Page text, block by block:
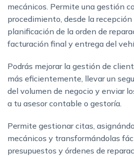
mecánicos. Permite una gestión
procedimiento, desde la
planificación de la orden de
facturación final y entrega del
Podrás mejorar la gestión de
más eficientemente, llevar un
del volumen de negocio y enviar
a tu asesor contable o gestoría.
Permite gestionar citas,
mecánicos y transformándolas
presupuestos y órdenes de